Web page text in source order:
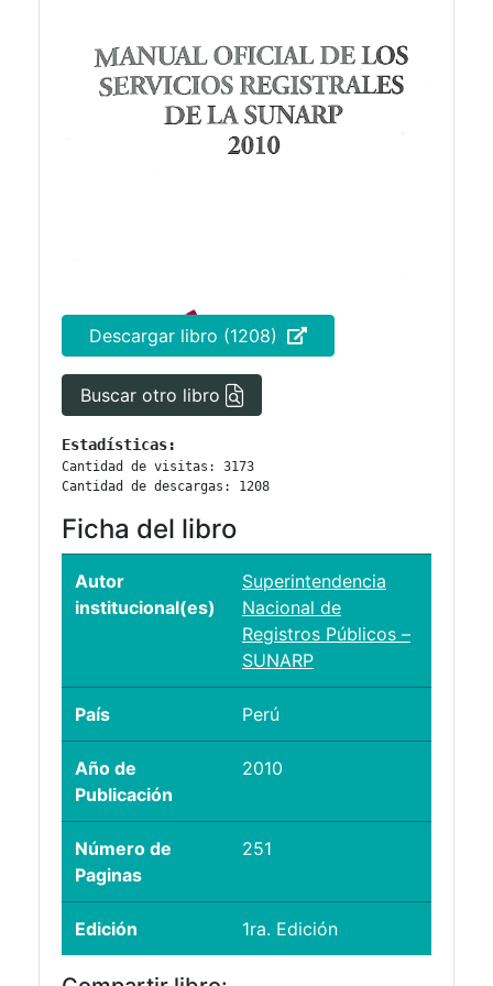
Descargar libro (1208)
Buscar otro libro
Estadísticas:
Cantidad de visitas: 3173
Cantidad de descargas: 1208
Ficha del libro
Autor
institucional(es)
Superintendencia
Nacional de
Registros Públicos –
SUNARP
País Perú
Año de
Publicación
2010
Número de
Paginas
251
Edición 1ra. Edición